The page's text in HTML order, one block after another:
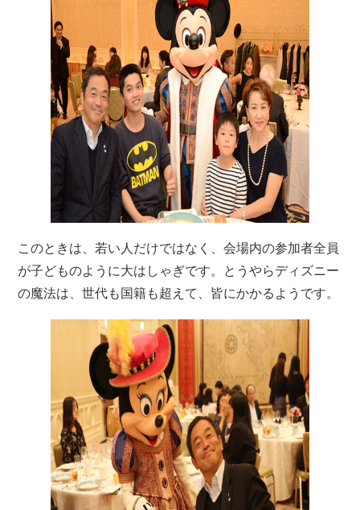
このときは、若い人だけではなく、会場内の参加者全員
が子どものように大はしゃぎです。とうやらディズニー
の魔法は、世代も国籍も超えて、皆にかかるようです。